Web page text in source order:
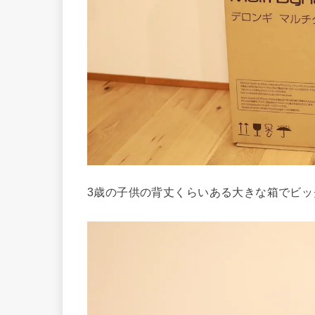
3歳の子供の背丈くらいある大きな箱でビ